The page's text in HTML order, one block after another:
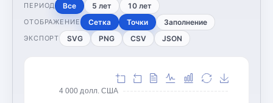
ПЕРИОД Все 5 лет 10 лет
ОТОБРАЖЕНИЕ Сетка Точки Заполнение
ЭКСПОРТ SVG PNG CSV JSON
4 000 долл. США